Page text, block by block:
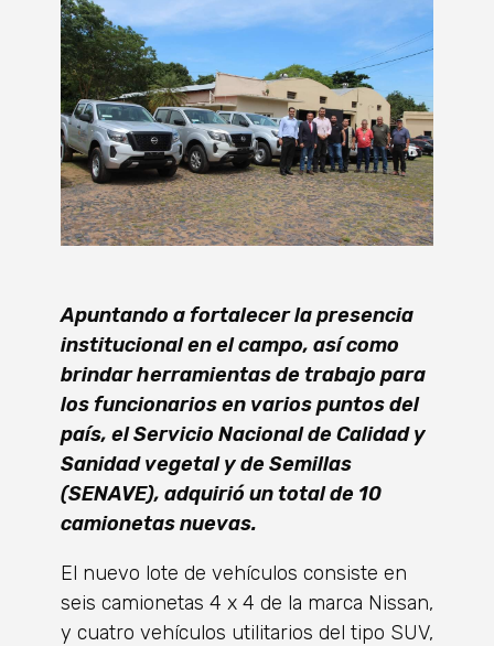
Apuntando a fortalecer la presencia
institucional en el campo, así como
brindar herramientas de trabajo para
los funcionarios en varios puntos del
país, el Servicio Nacional de Calidad y
Sanidad vegetal y de Semillas
(SENAVE), adquirió un total de 10
camionetas nuevas.
El nuevo lote de vehículos consiste en
seis camionetas 4 x 4 de la marca Nissan,
y cuatro vehículos utilitarios del tipo SUV,